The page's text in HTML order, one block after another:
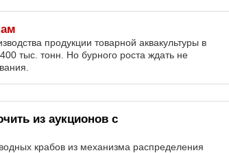
продукции товарной аквакультуры в
тыс. тонн. Но бурного роста ждать не
из аукционов с
крабов из механизма распределения